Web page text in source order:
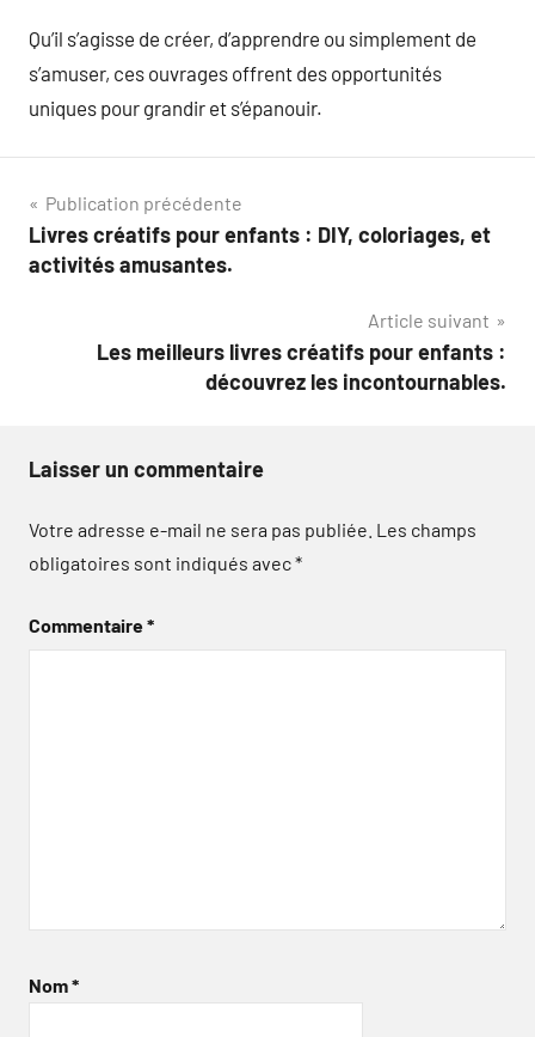
Qu’il s’agisse de créer, d’apprendre ou simplement de
s’amuser, ces ouvrages offrent des opportunités
uniques pour grandir et s’épanouir.
Navigation
de
Publication précédente
Livres créatifs pour enfants : DIY, coloriages, et
activités amusantes.
Article suivant
Les meilleurs livres créatifs pour enfants :
découvrez les incontournables.
Laisser un commentaire
Votre adresse e-mail ne sera pas publiée. Les champs
obligatoires sont indiqués avec*
Commentaire*
Nom*